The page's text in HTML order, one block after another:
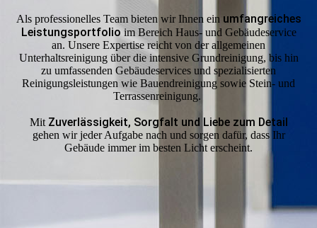
Als professionelles Team bieten wir Ihnen ein umfangreiches
Leistungsportfolio im Bereich Haus- und Gebäudeservice
an. Unsere Expertise reicht von der allge­meinen
Unterhaltsreinigung über die intensive Grundreinigung, bis hin
zu umfassenden Gebäude­services und spezialisierten
Reinigungsleistungen wie Bau­end­reinigung sowie Stein- und
Terrassen­reinigung.
Mit Zuverlässigkeit, Sorgfalt und Liebe zum Detail
gehen wir jeder Aufgabe nach und sorgen dafür, dass Ihr
Gebäude immer im besten Licht erscheint.